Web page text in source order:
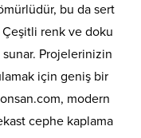
bu da sert
Çeşitli renk ve doku
Projelerinizin
için geniş bir
modern
cephe kaplama